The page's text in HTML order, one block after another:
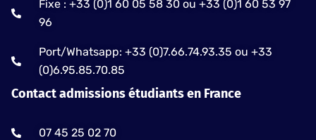
Fixe : +33 (0)1 60 05 58 30 ou +33 (0)1 60 53 97
96
Port/Whatsapp: +33 (0)7.66.74.93.35 ou +33
(0)6.95.85.70.85
Contact admissions étudiants en France
07 45 25 02 70